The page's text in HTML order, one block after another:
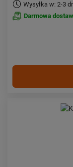
Wysyłka w: 2-3
Darmowa